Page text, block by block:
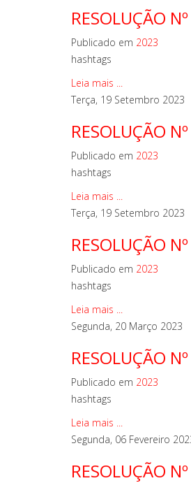
RESOLUÇÃO
Publicado em 2023
hashtags
Leia mais ...
Terça, 19 Setembro 2023
RESOLUÇÃO
Publicado em 2023
hashtags
Leia mais ...
Terça, 19 Setembro 2023
RESOLUÇÃO
Publicado em 2023
hashtags
Leia mais ...
Segunda, 20 Março 2023
RESOLUÇÃO
Publicado em 2023
hashtags
Leia mais ...
Segunda, 06 Fevereiro
RESOLUÇÃO